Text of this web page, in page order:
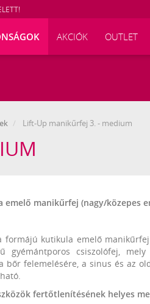
AKCIÓK OUTLET
Lift-Up manikűrfej 3. - medium
emelő manikűrfej (nagy/közepes
formájú kutikula emelő
gyémántporos csiszolófej,
bőr felemelésére, a sinus és az
fertőtlenítésének helyes